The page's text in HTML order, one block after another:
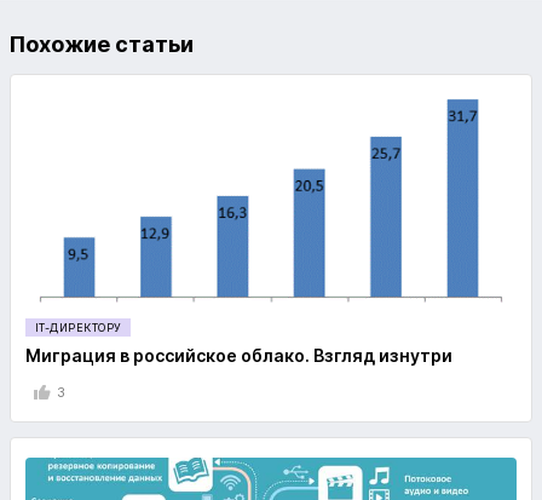
Похожие статьи
IT-ДИРЕКТОРУ
Миграция в российское облако. Взгляд изнутри
3